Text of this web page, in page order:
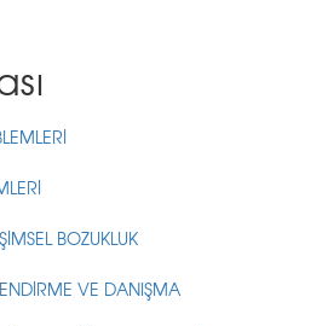
BOZUKLUK
VE DANIŞMA